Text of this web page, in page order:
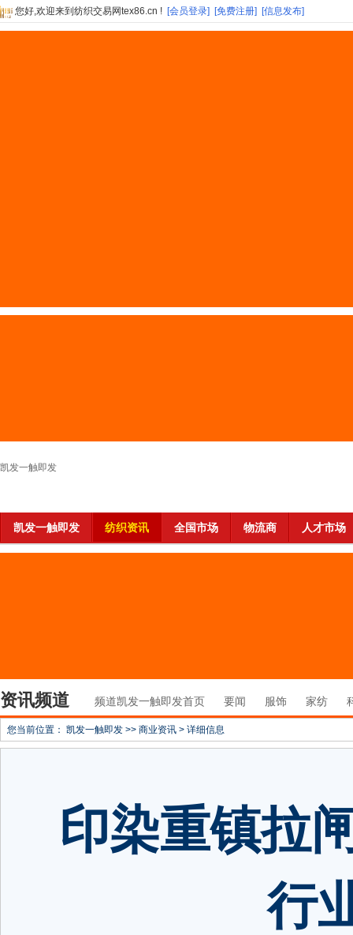
您好,欢迎来到纺织交易网tex86.cn ! [会员登录] [免费注册] [信息发布]
凯发一触即发
凯发一触即发 纺织资讯 全国市场 物流商 人才市场
资讯频道 频道凯发一触即发首页 要闻 服饰 家纺
您当前位置： 凯发一触即发 >> 商业资讯 > 详细信息
印染重镇拉
行